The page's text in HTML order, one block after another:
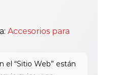
Accesorios para